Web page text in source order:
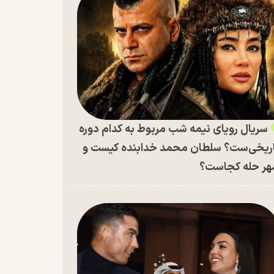
سریال رویای نیمه شب مربوط به کدام دوره
سلطان محمد خدابنده کیست و
حله کجاست؟